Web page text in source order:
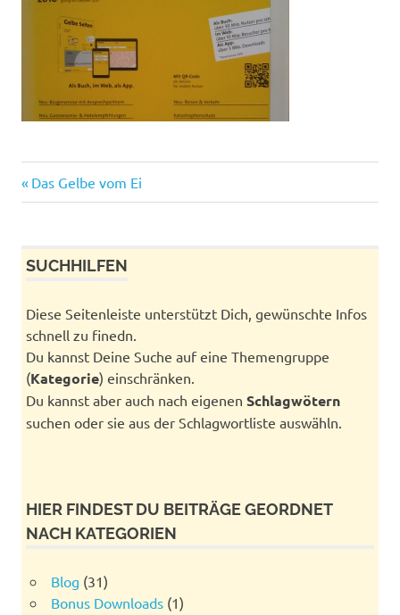
Beitragsnavigation
Vorheriger
Beitrag:
Das Gelbe vom Ei
SUCHHILFEN
Diese Seitenleiste unterstützt Dich, gewünschte Infos
schnell zu finedn.
Du kannst Deine Suche auf eine Themengruppe
(Kategorie) einschränken.
Du kannst aber auch nach eigenen Schlagwötern
suchen oder sie aus der Schlagwortliste auswähln.
HIER FINDEST DU BEITRÄGE GEORDNET
NACH KATEGORIEN
Blog (31)
Bonus Downloads(1)